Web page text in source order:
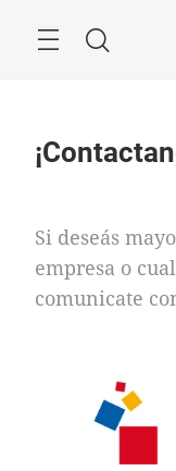
Buscar
Si deseás
empresa o
comunicate